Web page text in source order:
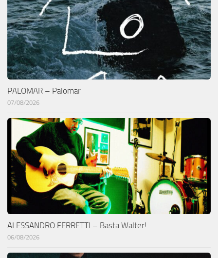
PALOMAR – Palomar
07/08/2026
ALESSANDRO FERRETTI – Basta Walter!
06/08/2026